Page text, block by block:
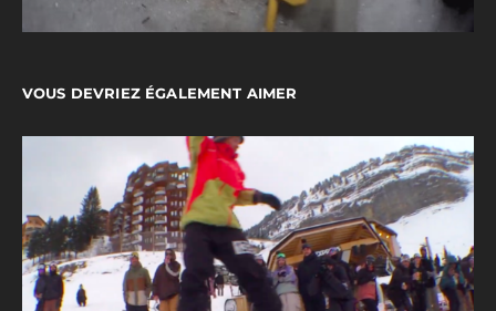
VOUS DEVRIEZ ÉGALEMENT AIMER